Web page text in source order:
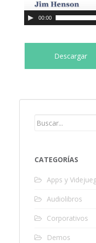
00:00
Descargar
CATEGORÍAS
Apps y
Audiolibros
Corporativos
Demos